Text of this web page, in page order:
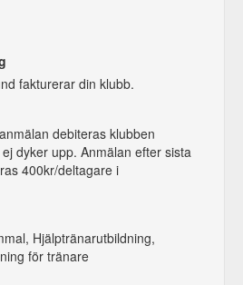
fakturerar din klubb.
debiteras klubben
dyker upp. Anmälan efter sista
400kr/deltagare i
Hjälptränarutbildning,
för tränare